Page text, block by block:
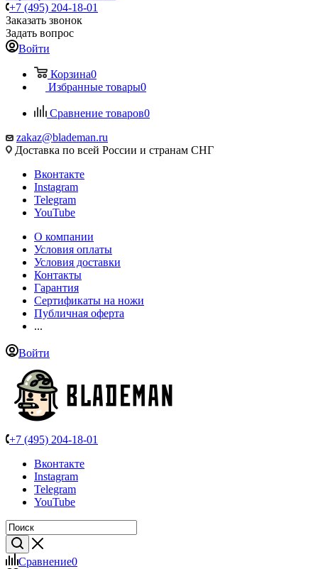
+7 (495) 204-18-01
Заказать звонок
Задать вопрос
Войти
Корзина0
Избранные товары0
Сравнение товаров0
zakaz@blademan.ru
Доставка по всей России и странам СНГ
Вконтакте
Instagram
Telegram
YouTube
О компании
Условия оплаты
Условия доставки
Контакты
Гарантия
Сертификаты на ножи
Публичная оферта
...
Войти
+7 (495) 204-18-01
Вконтакте
Instagram
Telegram
YouTube
Сравнение0